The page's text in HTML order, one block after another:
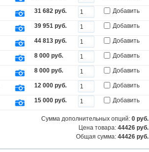
31 682 руб. Добавить
39 951 руб. Добавить
44 813 руб. Добавить
8 000 руб. Добавить
8 000 руб. Добавить
12 000 руб. Добавить
15 000 руб. Добавить
Сумма дополнительных опций: 0 руб.
Цена товара: 44426 руб.
Общая сумма: 44426 руб.